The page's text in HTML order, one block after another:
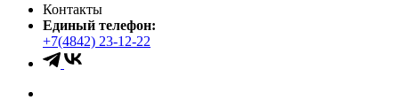
Контакты
Единый телефон:
+7(4842) 23-12-22